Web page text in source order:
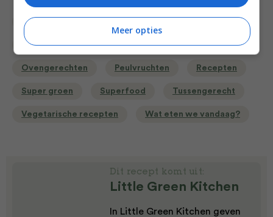
Bewuste keuzes
Groente recepten Meatless Monday
Ovengerechten Peulvruchten Recepten
Super groen Superfood Tussengerecht
Vegetarische recepten Wat eten we vandaag?
Dit recept komt uit:
Little Green Kitchen
In Little Green Kitchen geven
Meer opties